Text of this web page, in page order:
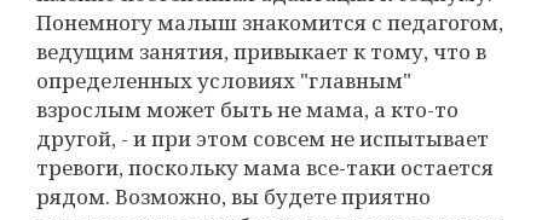
Понемногу малыш знакомится с педагогом,
ведущим занятия, привыкает к тому, что в
определенных условиях "главным"
взрослым может быть не мама, а кто-то
другой, - и при этом совсем не испытывает
тревоги, поскольку мама все-таки остается
рядом. Возможно, вы будете приятно